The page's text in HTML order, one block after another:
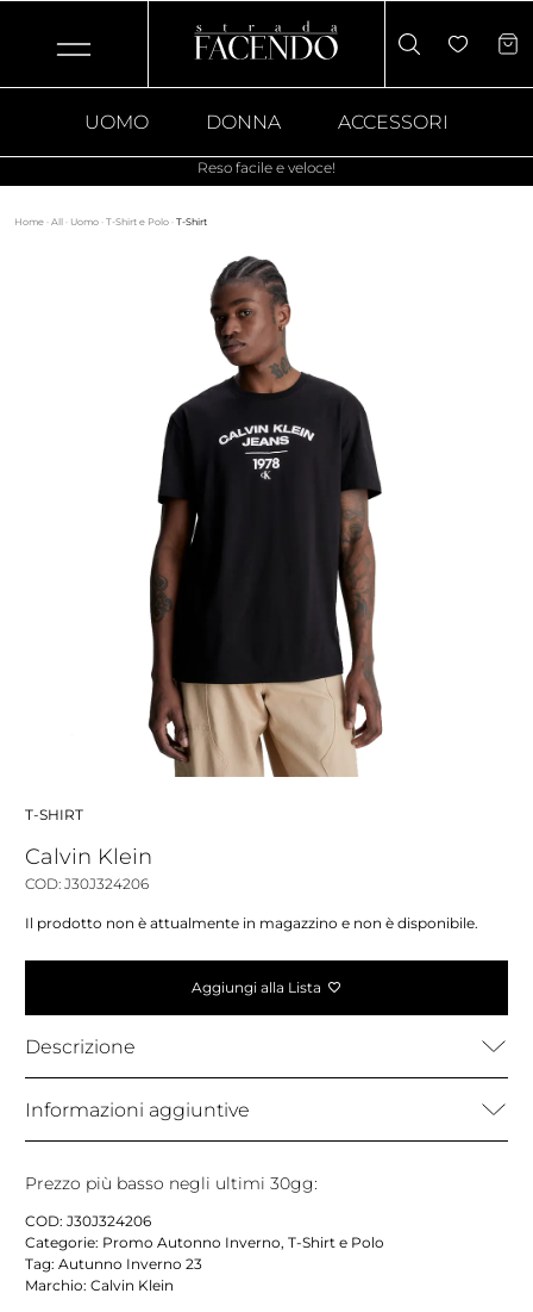
UOMO DONNA ACCESSORI
Reso facile e veloce!
Home · All · Uomo · T-Shirt e Polo · T-Shirt
T-SHIRT
Calvin Klein
COD: J30J324206
Il prodotto non è attualmente in magazzino e non è disponibile.
Aggiungi alla Lista
Descrizione
Informazioni aggiuntive
Prezzo più basso negli ultimi 30gg:
COD: J30J324206
Categorie: Promo Autonno Inverno, T-Shirt e Polo
Tag: Autunno Inverno 23
Marchio: Calvin Klein